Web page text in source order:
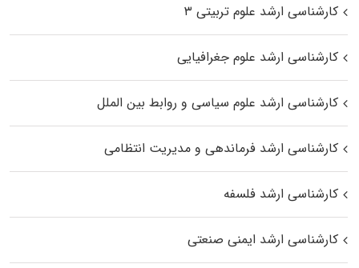
کارشناسی ارشد علوم تربیتی ۳
کارشناسی ارشد علوم جغرافیایی
کارشناسی ارشد علوم سیاسی و روابط بین الملل
کارشناسی ارشد فرماندهی و مدیریت انتظامی
کارشناسی ارشد فلسفه
کارشناسی ارشد ایمنی صنعتی